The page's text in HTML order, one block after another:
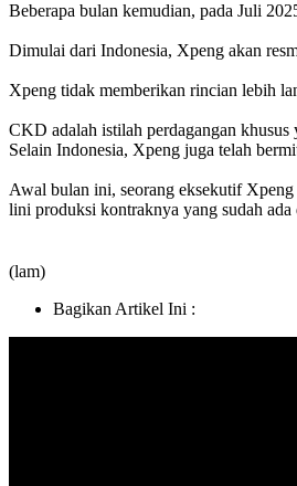
Beberapa bulan kemudian, pada Juli
Dimulai dari Indonesia, Xpeng akan
Xpeng tidak memberikan rincian lebih
CKD adalah istilah perdagangan
Selain Indonesia, Xpeng juga telah
Awal bulan ini, seorang eksekutif Xpeng
lini produksi kontraknya yang sudah
(lam)
Bagikan Artikel Ini :